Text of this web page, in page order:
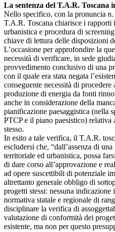
La sentenza del T.A.R. Toscana
Nello specifico, con la pronuncia
T.A.R. Toscana chiarisce i
urbanistica e procedura di
chiave di lettura delle disposizioni
L’occasione per approfondire la
necessità di verificare, in sede
provvedimento conclusivo di una
con il quale era stata negata
conseguente necessità di
produzione di energia da fonti
anche in considerazione della
pianificazione paesaggistica (nella
PTCP e il piano paesistico) relativa
stesso.
In esito a tale verifica, il T.A.R.
escludersi che, “dall’assenza di
territoriale ed urbanistica, possa
di dare corso all’approvazione e
ad opere suscettibili di potenziale
altrettanto generale obbligo di
progetti stessi: nessuna
normativa statale e regionale di
disciplinare la verifica di
valutazione di conformità dei
esistente, ma non per questo